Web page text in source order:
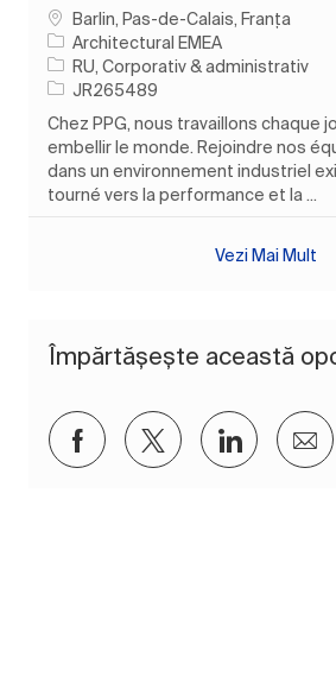
LocBarlin, Pas-de-Calais, Franța
Architectural EMEA
Categorie
RU, Corporativ & administrativ
Job IdJR265489
Chez PPG, nous travaillons chaque
embellir le monde. Rejoindre nos
dans un environnement industriel
tourné vers la performance et la ...
Vezi Mai Mult
Împărtășește această
Distribuiți prinDistribuiți prin